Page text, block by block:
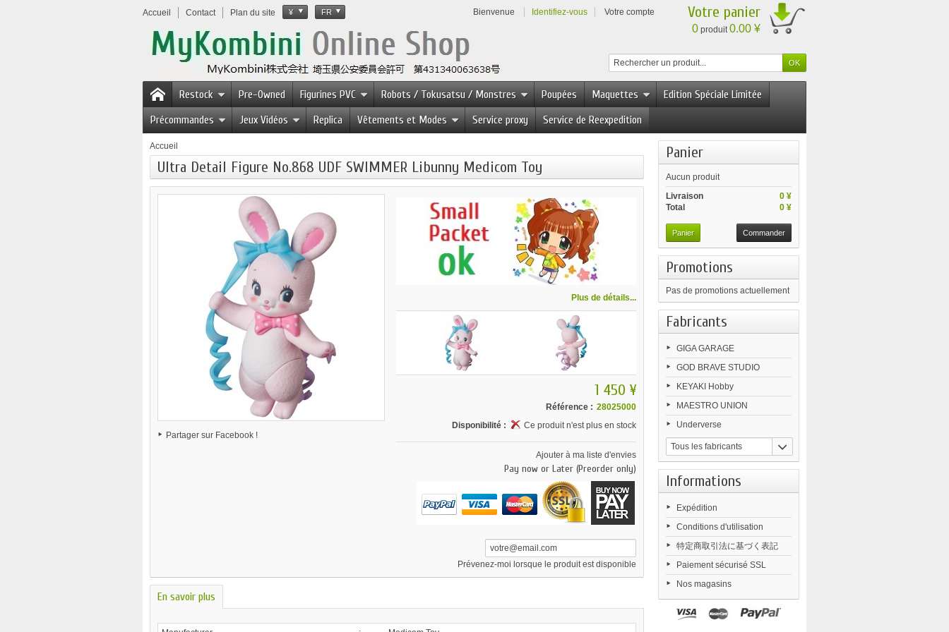
Accueil Contact Plan du site ¥ FR Bienvenue Identifiez-vous Votre compte Votre panier
0 produit0.00 ¥
Restock Pre-Owned Figurines PVC Robots / Tokusatsu / Monstres Poupées Maquettes
Edition Spéciale Limitée
Précommandes
Jeux Vidéos Replica Vêtements et Modes Service proxy Service de Reexpedition
Accueil
Ultra Detail Figure No.868 UDF SWIMMER Libunny Medicom Toy
Partager sur Facebook !
Plus de détails...
1 450 ¥
Référence : 28025000
Disponibilité :
Ce produit n'est plus en stock
Ajouter à ma liste d'envies
Pay now or Later (Preorder only)
Prévenez-moi lorsque le produit est disponible
En savoir plus
Panier
Aucun produit
0 ¥
Livraison
0 ¥
Total
Panier Commander
Promotions
Pas de promotions actuellement
Fabricants
GIGA GARAGE
GOD BRAVE STUDIO
KEYAKI Hobby
MAESTRO UNION
Underverse
Tous les fabricants
Informations
Expédition
Conditions d'utilisation
特定商取引法に基づく表記
Paiement sécurisé SSL
Nos magasins